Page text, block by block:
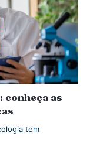
conheça as
tem